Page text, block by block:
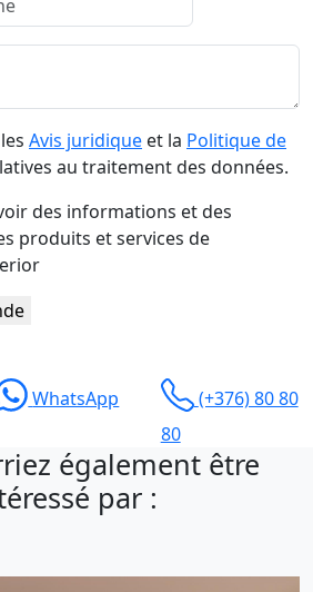
Avis juridique et la Politique de
au traitement des données.
des informations et des
produits et services de
WhatsApp
(+376) 80 80
80
également être
par :